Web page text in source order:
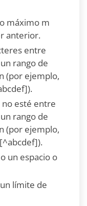
máximo m
anterior.
entre
rango de
(por ejemplo,
esté entre
rango de
(por ejemplo,
un espacio o
límite de